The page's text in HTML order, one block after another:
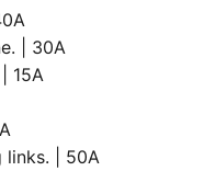
| 30A
15A
links. | 50A